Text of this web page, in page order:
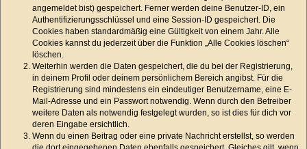
angemeldet bist) gespeichert. Ferner werden deine Benutzer-ID, ein
Authentifizierungsschlüssel und eine Session-ID gespeichert. Die
Cookies haben standardmäßig eine Gültigkeit von einem Jahr. Alle
Cookies kannst du jederzeit über die Funktion „Alle Cookies löschen“
löschen.
Weiterhin werden die Daten gespeichert, die du bei der Registrierung,
in deinem Profil oder deinem persönlichem Bereich angibst. Für die
Registrierung sind mindestens ein eindeutiger Benutzername, eine E-
Mail-Adresse und ein Passwort notwendig. Wenn durch den Betreiber
weitere Daten als notwendig festgelegt wurden, so ist dies für dich vor
deren Eingabe ersichtlich.
Wenn du einen Beitrag oder eine private Nachricht erstellst, so werden